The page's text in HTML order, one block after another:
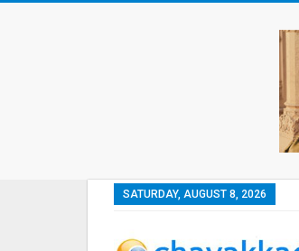
SATURDAY, AUGUST 8, 2026